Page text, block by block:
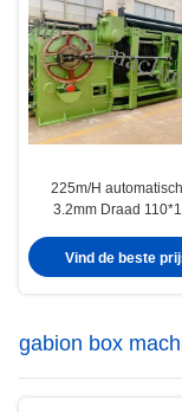
225m/H
3.2mm Draad
Vind de beste
gabion box